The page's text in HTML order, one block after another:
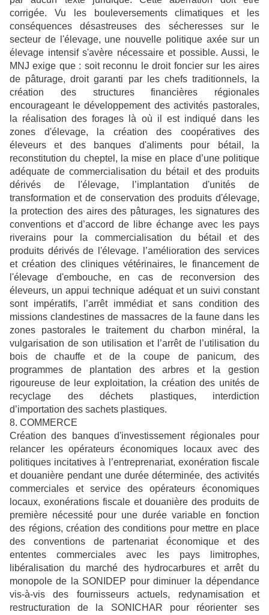
corrigée. Vu les bouleversements climatiques et les
conséquences désastreuses des sécheresses sur le
secteur de l'élevage, une nouvelle politique axée sur un
élevage intensif s'avère nécessaire et possible. Aussi, le
MNJ exige que : soit reconnu le droit foncier sur les aires
de pâturage, droit garanti par les chefs traditionnels, la
création des structures financières régionales
encourageant le développement des activités pastorales,
la réalisation des forages là où il est indiqué dans les
zones d'élevage, la création des coopératives des
éleveurs et des banques d'aliments pour bétail, la
reconstitution du cheptel, la mise en place d’une politique
adéquate de commercialisation du bétail et des produits
dérivés de l'élevage, l’implantation d'unités de
transformation et de conservation des produits d'élevage,
la protection des aires des pâturages, les signatures des
conventions et d’accord de libre échange avec les pays
riverains pour la commercialisation du bétail et des
produits dérivés de l'élevage. l’amélioration des services
et création des cliniques vétérinaires, le financement de
l'élevage d'embouche, en cas de reconversion des
éleveurs, un appui technique adéquat et un suivi constant
sont impératifs, l’arrêt immédiat et sans condition des
missions clandestines de massacres de la faune dans les
zones pastorales le traitement du charbon minéral, la
vulgarisation de son utilisation et l’arrêt de l’utilisation du
bois de chauffe et de la coupe de panicum, des
programmes de plantation des arbres et la gestion
rigoureuse de leur exploitation, la création des unités de
recyclage des déchets plastiques, interdiction
d’importation des sachets plastiques.
8. COMMERCE
Création des banques d'investissement régionales pour
relancer les opérateurs économiques locaux avec des
politiques incitatives à l’entreprenariat, exonération fiscale
et douanière pendant une durée déterminée, des activités
commerciales et service des opérateurs économiques
locaux, exonérations fiscale et douanière des produits de
première nécessité pour une durée variable en fonction
des régions, création des conditions pour mettre en place
des conventions de partenariat économique et des
ententes commerciales avec les pays limitrophes,
libéralisation du marché des hydrocarbures et arrêt du
monopole de la SONIDEP pour diminuer la dépendance
vis-à-vis des fournisseurs actuels, redynamisation et
restructuration de la SONICHAR pour réorienter ses